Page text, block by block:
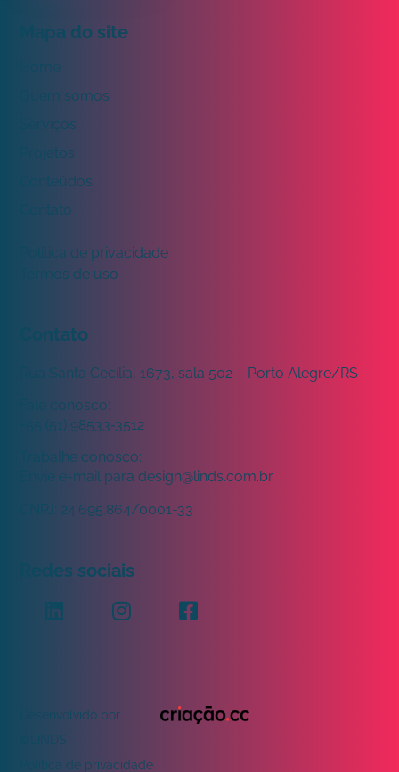
Mapa do site
Home
Quem somos
Serviços
Projetos
Conteúdos
Contato
Política de privacidade
Termos de uso
Contato
Rua Santa Cecília, 1673, sala 502 – Porto Alegre/RS
Fale conosco:
+55 (51) 98533‑3512
Trabalhe conosco:
Envie e-mail paradesign@linds.com.br
CNPJ: 24.695.864/0001-33
Redes sociais
Desenvolvido por
©LINDS
Política de privacidade